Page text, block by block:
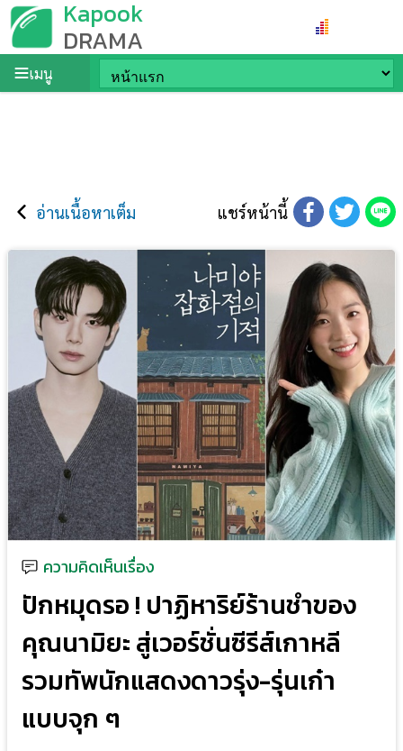
Kapook
DRAMA
เมนู
อ่านเนื้อหาเต็ม แชร์หน้านี้
ความคิดเห็นเรื่อง
ปักหมุดรอ ! ปาฏิหาริย์ร้านชำของ
คุณนามิยะ สู่เวอร์ชั่นซีรีส์เกาหลี
รวมทัพนักแสดงดาวรุ่ง-รุ่นเก๋า
แบบจุก ๆ